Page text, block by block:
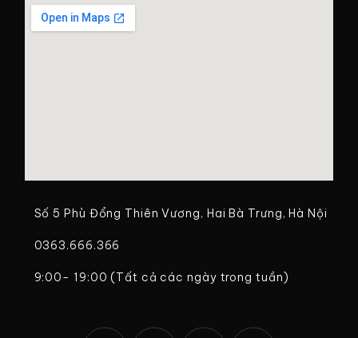
Số 5 Phù Đổng Thiên Vương, Hai Bà Trưng, Hà Nội
0363.666.366
9:00- 19:00 (Tất cả các ngày trong tuần)